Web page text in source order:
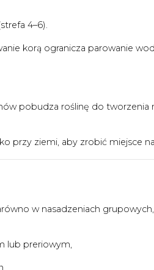
4–6).
korą ogranicza parowanie
pobudza roślinę do tworzenia
przy ziemi, aby zrobić miejsce
w nasadzeniach
lub preriowym,